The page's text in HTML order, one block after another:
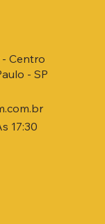
- Centro
- SP
17:30